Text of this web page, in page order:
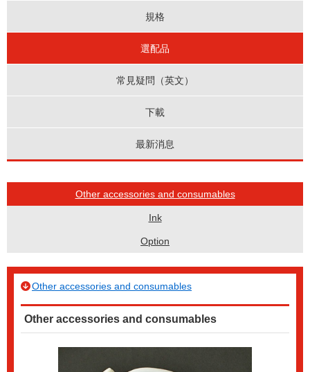
規格
選配品
常見疑問（英文）
下載
最新消息
Other accessories and consumables
Ink
Option
Other accessories and consumables
Other accessories and consumables